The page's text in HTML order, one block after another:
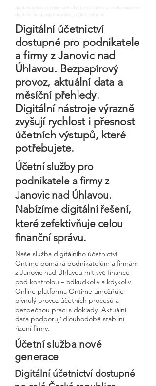
digitalni uctnictvi, online uctnictvi, bezpapirove uctnictvi, moderni
digitalni firma, uctarna online, ontime uctovani
Digitální účetnictví
dostupné pro podnikatele
a firmy z Janovic nad
Úhlavou. Bezpapírový
provoz, aktuální data a
měsíční přehledy.
Digitální nástroje výrazně
zvyšují rychlost i přesnost
účetních výstupů, které
potřebujete.
Účetní služby pro
podnikatele a firmy z
Janovic nad Úhlavou.
Nabízíme digitální řešení,
které zefektivňuje celou
finanční správu.
Naše služba digitálního účetnictví
Ontime pomáhá podnikatelům a firmám
z Janovic nad Úhlavou mít své finance
pod kontrolou – odkudkoliv a kdykoliv.
Online platforma Ontime umožňuje
plynulý provoz účetních procesů a
bezpečnou práci s doklady. Aktuální
data podporují dlouhodobě stabilní
řízení firmy.
Účetní služba nové
generace
Digitální účetnictví dostupné